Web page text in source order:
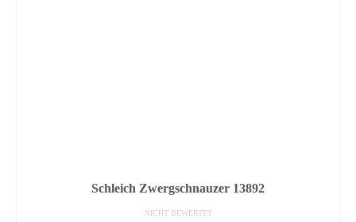
Schleich Zwergschnauzer 13892
NICHT BEWERTET